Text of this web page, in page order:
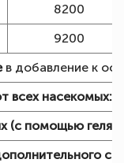
8200
9200
в добавление к
всех насекомых:
(с помощью геля):